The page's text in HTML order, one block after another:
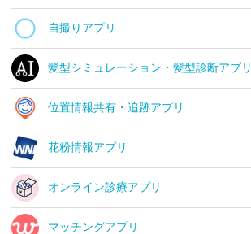
自撮りアプリ
髪型シミュレーション・髪型診断アプリ
位置情報共有・追跡アプリ
花粉情報アプリ
オンライン診療アプリ
マッチングアプリ